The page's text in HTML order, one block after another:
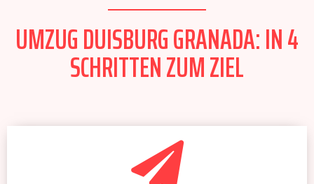
UMZUG DUISBURG GRANADA: IN 4
SCHRITTEN ZUM ZIEL